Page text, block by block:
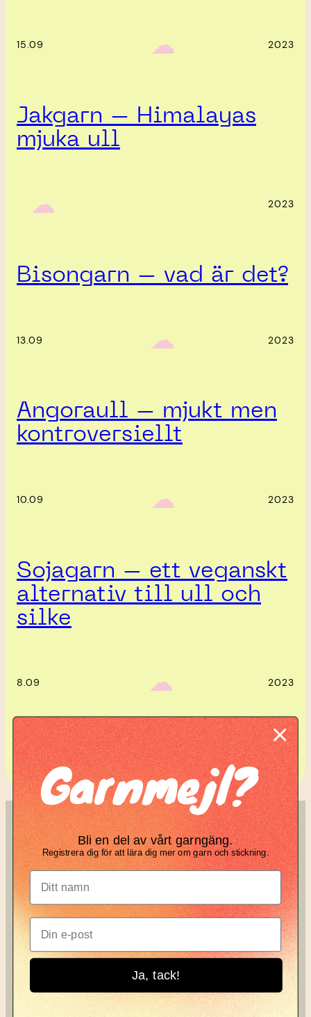
15.09 ‎ ‎‎ ☁︎‎‎ 2023
Jakgarn – Himalayas
mjuka ull
‎ ‎‎ ☁︎‎‎ 2023
Bisongarn – vad är det?
13.09 ‎ ‎‎ ☁︎‎‎ 2023
Angoraull – mjukt men
kontroversiellt
10.09 ‎ ‎‎ ☁︎‎‎ 2023
Sojagarn – ett veganskt
alternativ till ull och
silke
8.09 ‎ ‎‎ ☁︎‎‎ 2023
Komplett guide: Lär dig
tova din stickning
SÖK
Search
KNIT KNOT
Manifesto
Garnbrev
Garnmejl?
Bli en del av vårt garngäng.
Registrera dig för att lära dig mer om garn och stickning.
Ja, tack!